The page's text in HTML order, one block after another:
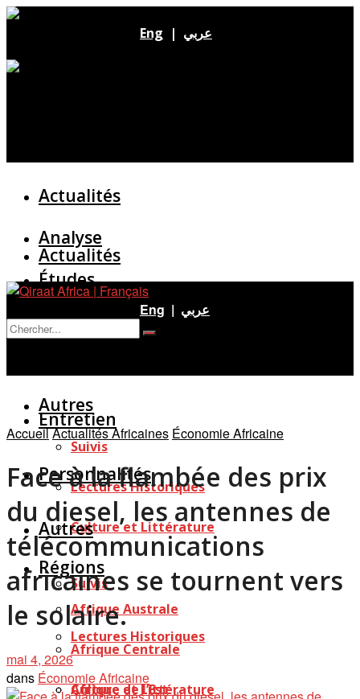
Eng | عربي
Actualités
Analyse
Études
Entretien
Autres
Suivis
Lectures Historiques
Culture et Littérature
Régions
Afrique Australe
Afrique Centrale
Afrique de l’Est
Actualités
Entretien
Personnalités
Autres
Suivis
Lectures Historiques
Culture et Littérature
Eng | عربي
AccueilActualités Africaines Économie Africaine
Face à la flambée des prix
du diesel, les antennes de
télécommunications
africaines se tournent vers
le solaire.
mai 4, 2026
dans Économie Africaine